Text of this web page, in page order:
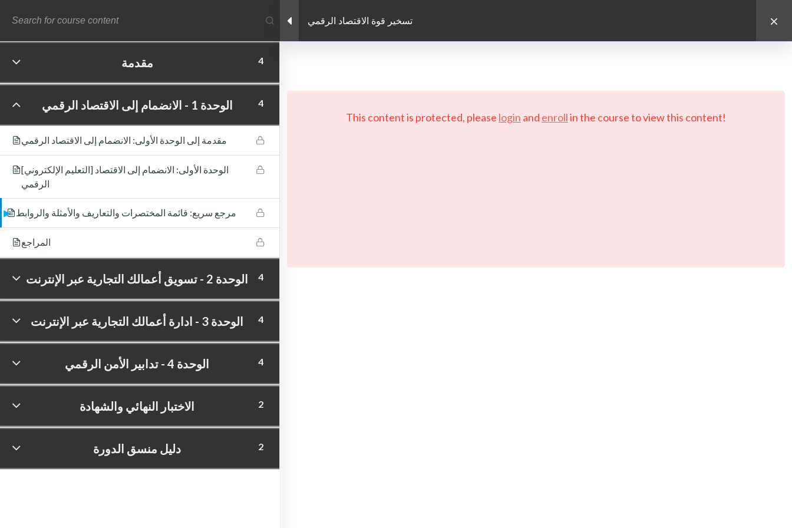
تسخير قوة الاقتصاد الرقمي
مقدمة 4
الوحدة 1 - الانضمام إلى الاقتصاد الرقمي 4
مقدمة إلى الوحدة الأولى: الانضمام إلى الاقتصاد الرقمي
[التعليم الإلكتروني] الوحدة الأولى: الانضمام إلى الاقتصاد
الرقمي
مرجع سريع: قائمة المختصرات والتعاريف والأمثلة والروابط
المراجع
الوحدة 2 -‏ تسويق أعمالك التجارية عبر الإنترنت 4
الوحدة 3 - ادارة أعمالك التجارية عبر الإنترنت 4
الوحدة 4 - تدابير الأمن الرقمي 4
الاختبار النهائي والشهادة 2
دليل منسق الدورة 2
This content is protected, please login and enrollin the course to view this content!
© Copyright 2026 LAYERTech Software Labs Inc. All rights reserved.